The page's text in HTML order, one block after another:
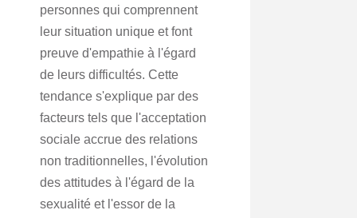
personnes qui comprennent
leur situation unique et font
preuve d'empathie à l'égard
de leurs difficultés. Cette
tendance s'explique par des
facteurs tels que l'acceptation
sociale accrue des relations
non traditionnelles, l'évolution
des attitudes à l'égard de la
sexualité et l'essor de la